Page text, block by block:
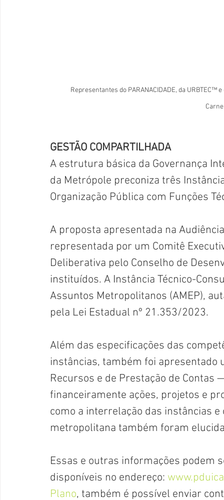
Representantes do PARANACIDADE, da
GESTÃO COMPARTILHADA
A estrutura básica da Governança
da Metrópole preconiza três
Organização Pública com Funções
A proposta apresentada na
representada por um Comitê
Deliberativa pelo Conselho de
instituídos. A Instância Técnico-
Assuntos Metropolitanos (AMEP),
pela Lei Estadual nº 21.353/2023.
Além das especificações das
instâncias, também foi apresentado
Recursos e de Prestação de
financeiramente ações, projetos e
como a interrelação das instâncias
metropolitana também foram
Essas e outras informações podem
disponíveis no endereço:
Plano, também é possível enviar